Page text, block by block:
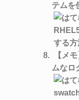
テムを
【メ
ムなロ